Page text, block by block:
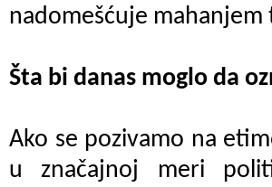
nadomešćuje
Šta bi danas moglo da
Ako se pozivamo na
u značajnoj meri